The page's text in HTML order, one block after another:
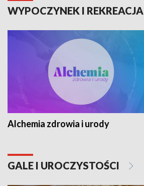
WYPOCZYNEK I REKREACJA
Alchemia zdrowia i urody
GALE I UROCZYSTOŚCI